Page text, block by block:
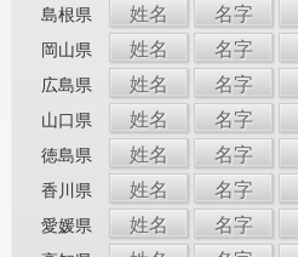
島根県 姓名 名字
岡山県 姓名 名字
広島県 姓名 名字
山口県 姓名 名字
徳島県 姓名 名字
香川県 姓名 名字
愛媛県 姓名 名字